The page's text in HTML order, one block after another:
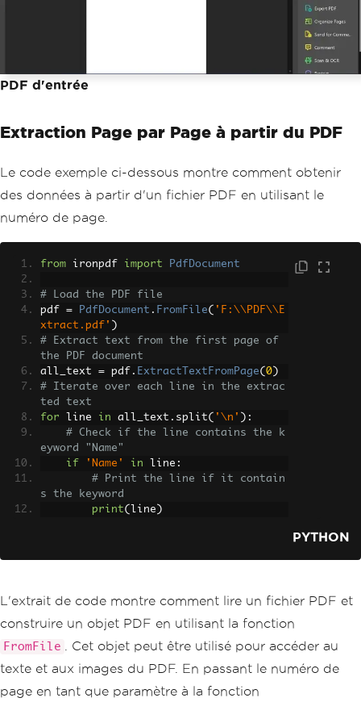
PDF d'entrée
Extraction Page par Page à partir du PDF
Le code exemple ci-dessous montre comment obtenir
des données à partir d'un fichier PDF en utilisant le
numéro de page.
from ironpdf import PdfDocument
# Load the PDF file
pdf = PdfDocument . FromFile( 'F:\\PDF\\E
xtract.pdf' )
# Extract text from the first page of
the PDF document
all_text = pdf . ExtractTextFromPage( 0 )
# Iterate over each line in the extrac
ted text
for line in all_text . split( '\n' ):
# Check if the line contains the k
eyword "Name"
if
'Name' in line :
# Print the line if it contain
s the keyword
print( line )
PYTHON
L'extrait de code montre comment lire un fichier PDF et
construire un objet PDF en utilisant la fonction
FromFile
. Cet objet peut être utilisé pour accéder au
texte et aux images du PDF. En passant le numéro de
page en tant que paramètre à la fonction